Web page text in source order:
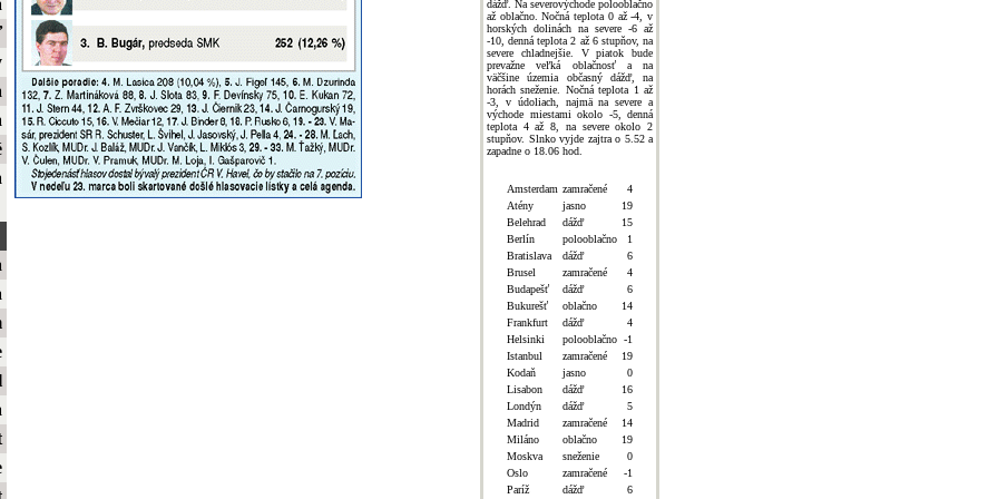
dážď. Na severovýchode polooblačno
až oblačno. Nočná teplota 0 až -4, v
horských dolinách na severe -6 až
-10, denná teplota 2 až 6 stupňov, na
severe chladnejšie. V piatok bude
prevažne veľká oblačnosť a na
väčšine územia občasný dážď, na
horách sneženie. Nočná teplota 1 až
-3, v údoliach, najmä na severe a
východe miestami okolo -5, denná
teplota 4 až 8, na severe okolo 2
stupňov. Slnko vyjde zajtra o 5.52 a
zapadne o 18.06 hod.
Amsterdam zamračené
4
Atény
jasno
19
Belehrad
dážď
15
Berlín
polooblačno
1
Bratislava
dážď
6
Brusel
zamračené
4
Budapešť
dážď
6
Bukurešť
oblačno
14
Frankfurt
dážď
4
Helsinki
polooblačno -1
Istanbul
zamračené
19
Kodaň
jasno
0
Lisabon
dážď
16
Londýn
dážď
5
Madrid
zamračené
14
Miláno
oblačno
19
Moskva
sneženie
0
Oslo
zamračené
-1
Paríž
dážď
6